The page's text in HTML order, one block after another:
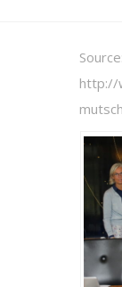
Source:
http://